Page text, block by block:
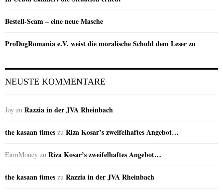
Bestell-Scam – eine neue Masche
ProDogRomania e.V. weist die moralische Schuld dem Leser zu
NEUSTE KOMMENTARE
Joy zu Razzia in der JVA Rheinbach
the kasaan times zu Riza Kosar’s zweifelhaftes Angebot…
EarnMoney zu Riza Kosar’s zweifelhaftes Angebot…
the kasaan times zu Razzia in der JVA Rheinbach